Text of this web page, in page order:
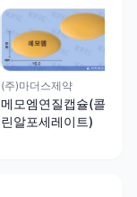
(주)마더스제약
메모엠연질캡슐(콜
린알포세레이트)